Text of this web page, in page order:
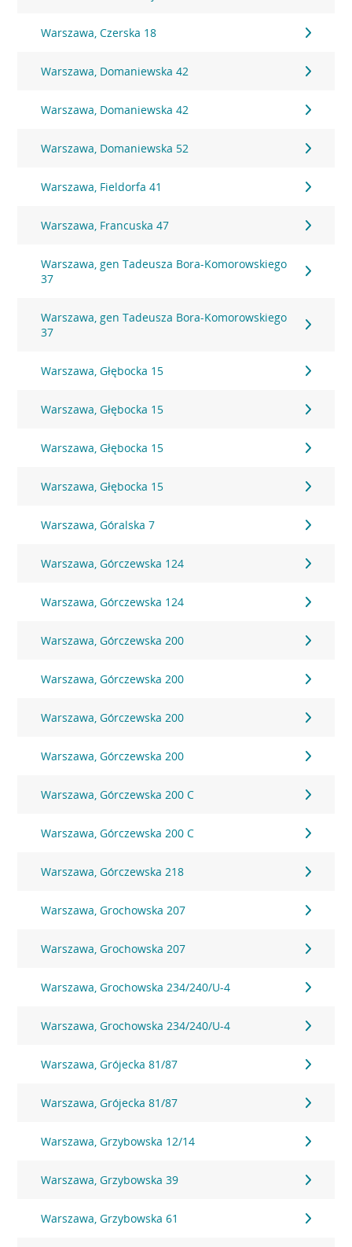
Warszawa, Czerska 18
Warszawa, Domaniewska 42
Warszawa, Domaniewska 42
Warszawa, Domaniewska 52
Warszawa, Fieldorfa 41
Warszawa, Francuska 47
Warszawa, gen Tadeusza Bora-Komorowskiego
37
Warszawa, gen Tadeusza Bora-Komorowskiego
37
Warszawa, Głębocka 15
Warszawa, Głębocka 15
Warszawa, Głębocka 15
Warszawa, Głębocka 15
Warszawa, Góralska 7
Warszawa, Górczewska 124
Warszawa, Górczewska 124
Warszawa, Górczewska 200
Warszawa, Górczewska 200
Warszawa, Górczewska 200
Warszawa, Górczewska 200
Warszawa, Górczewska 200 C
Warszawa, Górczewska 200 C
Warszawa, Górczewska 218
Warszawa, Grochowska 207
Warszawa, Grochowska 207
Warszawa, Grochowska 234/240/U-4
Warszawa, Grochowska 234/240/U-4
Warszawa, Grójecka 81/87
Warszawa, Grójecka 81/87
Warszawa, Grzybowska 12/14
Warszawa, Grzybowska 39
Warszawa, Grzybowska 61